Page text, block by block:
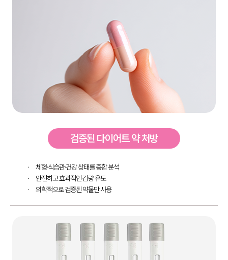
검증된 다이어트 약 처방
체형·식습관·건강 상태를 종합 분석
안전하고 효과적인 감량 유도
의학적으로 검증된 약물만 사용